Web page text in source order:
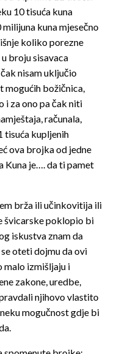
10 tisuća kuna
kuna mjesečno
koliko porezne
broju sisavaca
nisam uključio
božičnica,
i za ono pa čak niti
računala,
tisuća kupljenih
ova brojka od jedne
Kuna je…. da ti pamet
brža ili učinkovitija ili
švicarske poklopio bi
iskustva znam da
oteti dojmu da ovi
malo izmišljaju i
zakone, uredbe,
njihovo vlastito
mogučnost gdje bi